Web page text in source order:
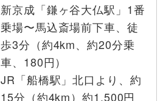
新京成「鎌ヶ谷大仏駅」1番
乗場〜馬込斎場前下車、徒
歩3分（約4km、約20分乗
車、180円）
JR「船橋駅」北口より、約
15分（約4km）約1,500円